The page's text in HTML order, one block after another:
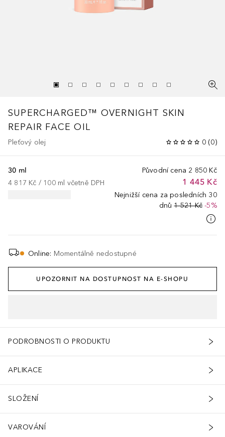
SUPERCHARGED™ OVERNIGHT SKIN
REPAIR FACE OIL
Pleťový olej 0 (0)
Původní cena 2 850 Kč
1 445 Kč
Nejnižší cena za posledních 30
dnů 1 521 Kč -5%
30 ml
4 817 Kč / 100 ml včetně DPH
Online: Momentálně nedostupné
UPOZORNIT NA DOSTUPNOST NA E-SHOPU
PODROBNOSTI O PRODUKTU
APLIKACE
SLOŽENÍ
VAROVÁNÍ